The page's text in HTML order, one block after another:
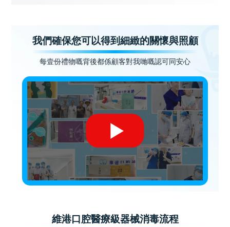
我們確保您可以得到細緻的關懷與照顧
每壹份禮物嘅背後都係顧客對我哋嘅認可同安心
維港口腔醫療級器械消毒流程